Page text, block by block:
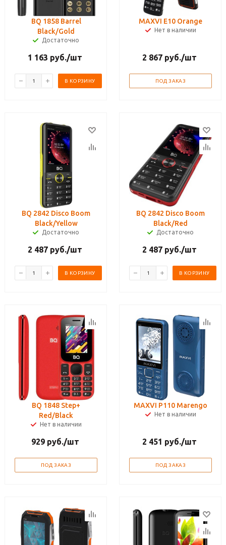
BQ 1858 Barrel
Black/Gold
Достаточно
1 163 руб./шт
В КОРЗИНУ
MAXVI E10 Orange
Нет в наличии
2 867 руб./шт
ПОД ЗАКАЗ
BQ 2842 Disco Boom
Black/Yellow
Достаточно
2 487 руб./шт
В КОРЗИНУ
BQ 2842 Disco Boom
Black/Red
Достаточно
2 487 руб./шт
В КОРЗИНУ
BQ 1848 Step+
Red/Black
Нет в наличии
929руб./шт
ПОД ЗАКАЗ
MAXVI Р110 Marengo
Нет в наличии
2 451 руб./шт
ПОД ЗАКАЗ